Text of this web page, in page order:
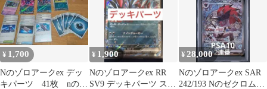
¥ 1,700
Nのゾロアークex デッ
キパーツ 41枚 nのゼ
¥ 1,900
Nのゾロアークex RR
SV9 デッキパーツ スボ
¥ 28,000
Nのゾロアークex SAR
242/193 Nのゼクロム